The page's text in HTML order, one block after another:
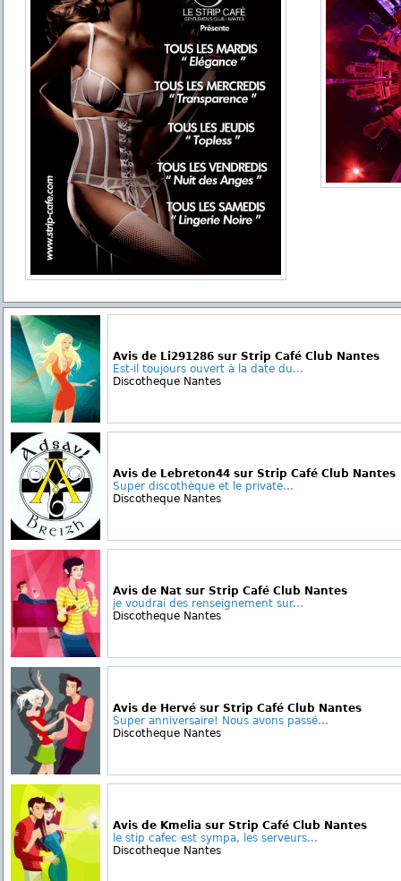
Avis de Li291286 sur Strip Café Club Nantes
Est-il toujours ouvert à la date du...
Discotheque Nantes
Avis de Lebreton44 sur Strip Café Club Nantes
Super discothèque et le private...
Discotheque Nantes
Avis de Nat sur Strip Café Club Nantes
je voudrai des renseignement sur...
Discotheque Nantes
Avis de Hervé sur Strip Café Club Nantes
Super anniversaire! Nous avons passé...
Discotheque Nantes
Avis de Kmelia sur Strip Café Club Nantes
le stip cafec est sympa, les serveurs...
Discotheque Nantes